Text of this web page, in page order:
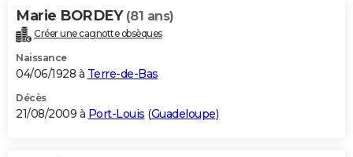
Marie BORDEY (81 ans)
Créer une cagnotte obsèques
Naissance
04/06/1928 à Terre-de-Bas
Décès
21/08/2009 à Port-Louis (Guadeloupe)